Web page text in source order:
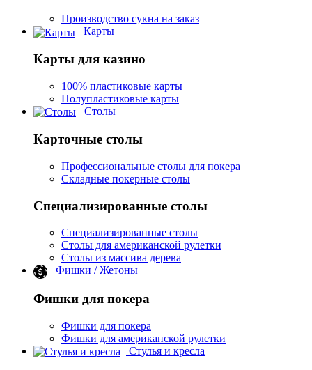
Производство сукна на заказ
Карты
Карты для казино
100% пластиковые карты
Полупластиковые карты
Столы
Карточные столы
Профессиональные столы для покера
Складные покерные столы
Специализированные столы
Специализированные столы
Столы для американской рулетки
Столы из массива дерева
Фишки / Жетоны
Фишки для покера
Фишки для покера
Фишки для американской рулетки
Стулья и кресла